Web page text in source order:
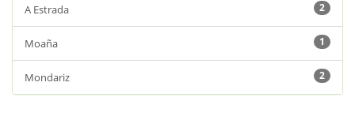
A Estrada 2
Moaña 1
Mondariz 2